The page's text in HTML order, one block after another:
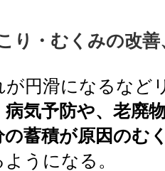
り・むくみの改
が円滑になるなど
病気予防や、老廃
蓄積が原因のむ
うになる。